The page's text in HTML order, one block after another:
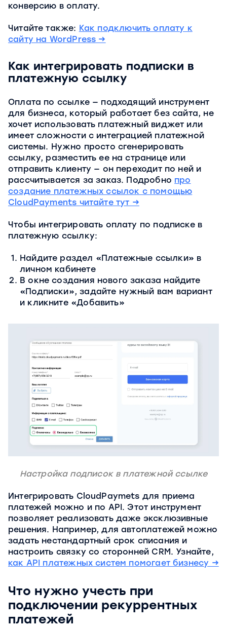
конверсию в оплату.
Читайте также: Как подключить оплату к
сайту на WordPress →
Как интегрировать подписки в
платежную ссылку
Оплата по ссылке — подходящий инструмент
для бизнеса, который работает без сайта, не
хочет использовать платежный виджет или
имеет сложности с интеграцией платежной
системы. Нужно просто сгенерировать
ссылку, разместить ее на странице или
отправить клиенту — он переходит по ней и
рассчитывается за заказ. Подробно про
создание платежных ссылок с помощью
CloudPayments читайте тут →
Чтобы интегрировать оплату по подписке в
платежную ссылку:
Найдите раздел «Платежные ссылки» в
личном кабинете
В окне создания нового заказа найдите
«Подписки», задайте нужный вам вариант
и кликните «Добавить»
Настройка подписок в платежной ссылке
Интегрировать CloudPaymets для приема
платежей можно и по API. Этот инструмент
позволяет реализовать даже эксклюзивные
решения. Например, для автоплатежей можно
задать нестандартный срок списания и
настроить связку со сторонней CRM. Узнайте,
как API платежных систем помогает бизнесу →
Что нужно учесть при
подключении рекуррентных
платежей